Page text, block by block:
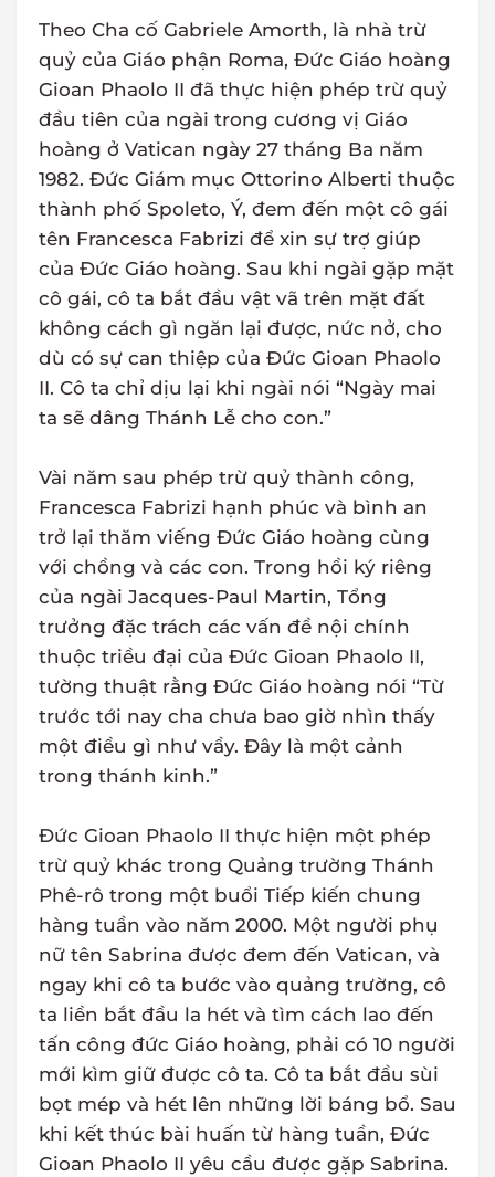
Theo Cha cố Gabriele Amorth, là nhà trừ
quỷ của Giáo phận Roma, Đức Giáo hoàng
Gioan Phaolo II đã thực hiện phép trừ quỷ
đầu tiên của ngài trong cương vị Giáo
hoàng ở Vatican ngày 27 tháng Ba năm
1982. Đức Giám mục Ottorino Alberti thuộc
thành phố Spoleto, Ý, đem đến một cô gái
tên Francesca Fabrizi để xin sự trợ giúp
của Đức Giáo hoàng. Sau khi ngài gặp mặt
cô gái, cô ta bắt đầu vật vã trên mặt đất
không cách gì ngăn lại được, nức nở, cho
dù có sự can thiệp của Đức Gioan Phaolo
II. Cô ta chỉ dịu lại khi ngài nói “Ngày mai
ta sẽ dâng Thánh Lễ cho con.”
Vài năm sau phép trừ quỷ thành công,
Francesca Fabrizi hạnh phúc và bình an
trở lại thăm viếng Đức Giáo hoàng cùng
với chồng và các con. Trong hồi ký riêng
của ngài Jacques-Paul Martin, Tổng
trưởng đặc trách các vấn đề nội chính
thuộc triều đại của Đức Gioan Phaolo II,
tường thuật rằng Đức Giáo hoàng nói “Từ
trước tới nay cha chưa bao giờ nhìn thấy
một điều gì như vầy. Đây là một cảnh
trong thánh kinh.”
Đức Gioan Phaolo II thực hiện một phép
trừ quỷ khác trong Quảng trường Thánh
Phê-rô trong một buổi Tiếp kiến chung
hàng tuần vào năm 2000. Một người phụ
nữ tên Sabrina được đem đến Vatican, và
ngay khi cô ta bước vào quảng trường, cô
ta liền bắt đầu la hét và tìm cách lao đến
tấn công đức Giáo hoàng, phải có 10 người
mới kìm giữ được cô ta. Cô ta bắt đầu sùi
bọt mép và hét lên những lời báng bổ. Sau
khi kết thúc bài huấn từ hàng tuần, Đức
Gioan Phaolo II yêu cầu được gặp Sabrina.